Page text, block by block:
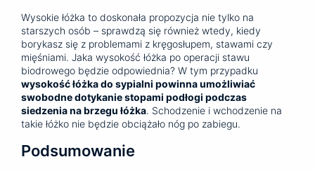
Wysokie łóżka to doskonała propozycja nie tylko na
starszych osób – sprawdzą się również wtedy, kiedy
borykasz się z problemami z kręgosłupem, stawami czy
mięśniami. Jaka wysokość łóżka po operacji stawu
biodrowego będzie odpowiednia? W tym przypadku
wysokość łóżka do sypialni powinna umożliwiać
swobodne dotykanie stopami podłogi podczas
siedzenia na brzegu łóżka. Schodzenie i wchodzenie na
takie łóżko nie będzie obciążało nóg po zabiegu.
Podsumowanie